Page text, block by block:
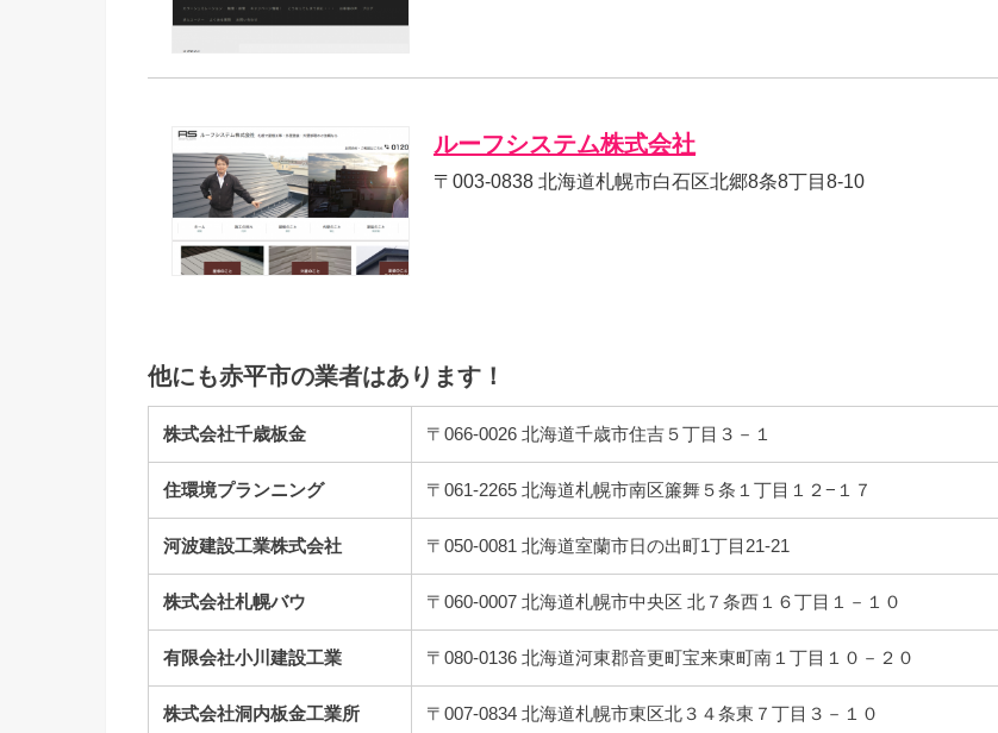
ルーフシステム株式会社
〒003-0838 北海道札幌市白石区北郷8条8丁目8-10
他にも赤平市の業者はあります！
株式会社千歳板金 〒066-0026 北海道千歳市住吉５丁目３－１
住環境プランニング 〒061-2265 北海道札幌市南区簾舞５条１丁目１２−１７
河波建設工業株式会社 〒050-0081 北海道室蘭市日の出町1丁目21-21
株式会社札幌バウ 〒060-0007 北海道札幌市中央区 北７条西１６丁目１－１０
有限会社小川建設工業 〒080-0136 北海道河東郡音更町宝来東町南１丁目１０－２０
株式会社洞内板金工業所 〒007-0834 北海道札幌市東区北３４条東７丁目３－１０